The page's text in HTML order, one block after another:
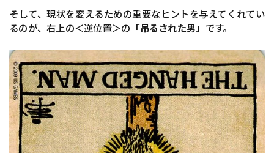
そして、現状を変えるための重要なヒントを与えてくれてい
るのが、右上の＜逆位置＞の 「吊るされた男」 です。